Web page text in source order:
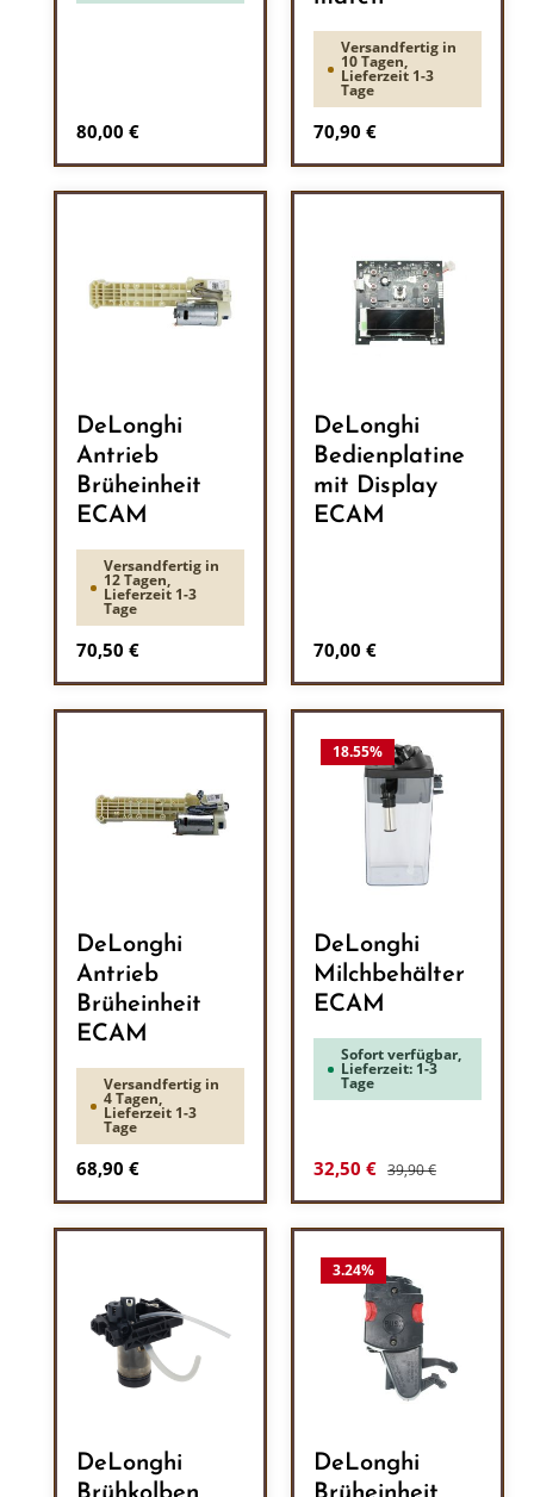
Regulärer Preis:
80,00 €
Versandfertig in
10 Tagen,
Lieferzeit 1-3
Tage
Regulärer Preis:
70,90 €
DeLonghi
Antrieb
Brüheinheit
ECAM
Versandfertig in
12 Tagen,
Lieferzeit 1-3
Tage
Regulärer Preis:
70,50 €
DeLonghi
Bedienplatine
mit Display
ECAM
Regulärer Preis:
70,00 €
DeLonghi
Antrieb
Brüheinheit
ECAM
Versandfertig in
4 Tagen,
Lieferzeit 1-3
Tage
Regulärer Preis:
68,90 €
18.55%
DeLonghi
Milchbehälter
ECAM
Sofort verfügbar,
Lieferzeit: 1-3
Tage
Verkaufspreis:
32,50 € Regulärer Preis:
39,90 €
DeLonghi
3.24%
DeLonghi